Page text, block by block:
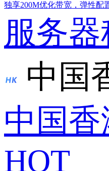
独享200M优化带宽，弹性配
服务器
中国
中国
HOT